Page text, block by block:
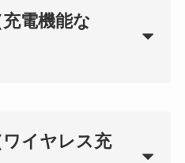
電機能な
イヤレス充